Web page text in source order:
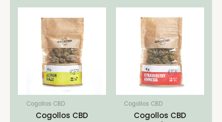
Cogollos CBD
Cogollos CBD
Cogollos CBD
Cogollos CBD